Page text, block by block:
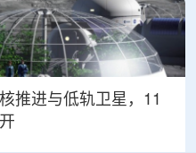
推进与低轨卫星，11